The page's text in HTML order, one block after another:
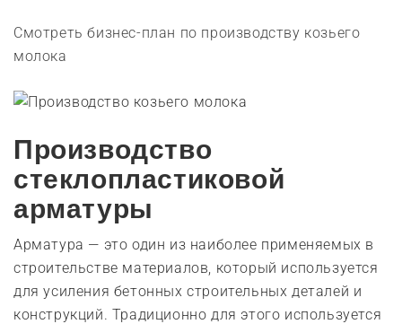
Смотреть бизнес-план по производству козьего
молока
Производство
стеклопластиковой
арматуры
Арматура — это один из наиболее применяемых в
строительстве материалов, который используется
для усиления бетонных строительных деталей и
конструкций. Традиционно для этого используется